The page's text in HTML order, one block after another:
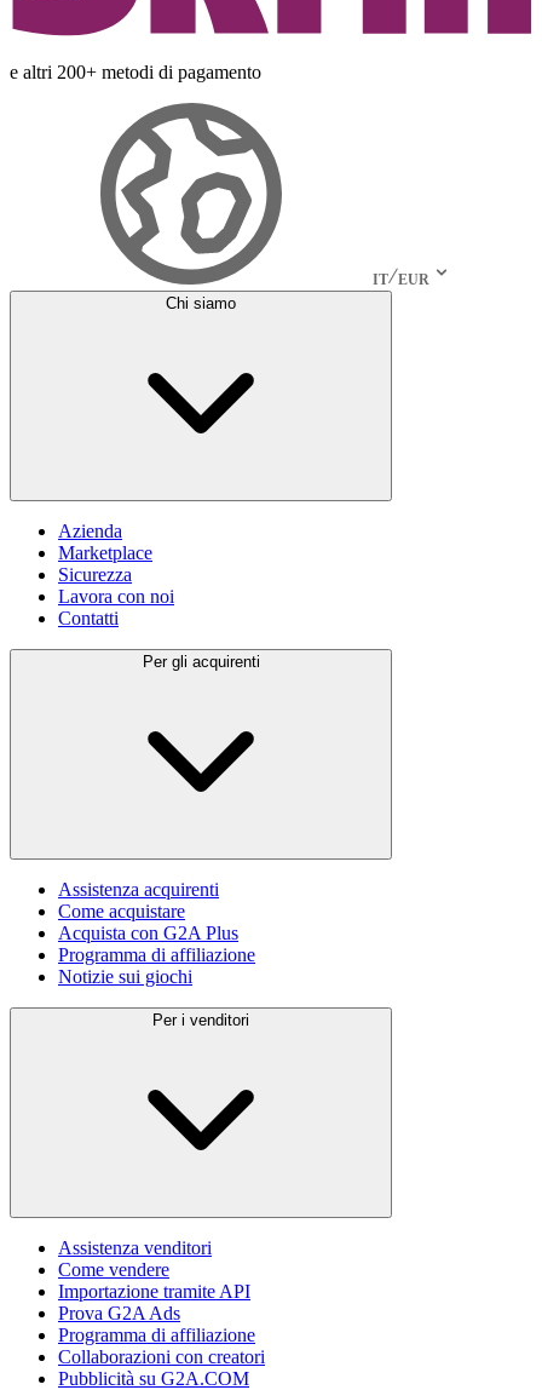
e altri 200+ metodi di pagamento
IT EUR
Chi siamo
Azienda
Marketplace
Sicurezza
Lavora con noi
Contatti
Per gli acquirenti
Assistenza acquirenti
Come acquistare
Acquista con G2A Plus
Programma di affiliazione
Notizie sui giochi
Per i venditori
Assistenza venditori
Come vendere
Importazione tramite API
Prova G2A Ads
Programma di affiliazione
Collaborazioni con creatori
Pubblicità su G2A.COM